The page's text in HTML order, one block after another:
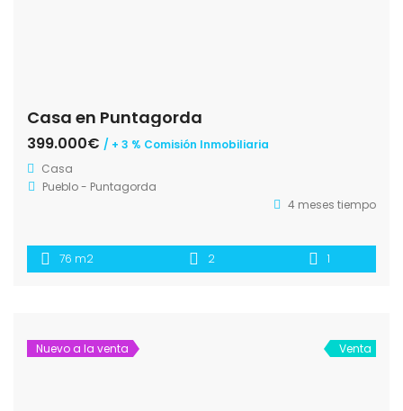
Casa en Puntagorda
399.000€ / + 3 % Comisión Inmobiliaria
Casa
Pueblo - Puntagorda
4 meses tiempo
76 m2 2 1
Nuevo a la venta Venta